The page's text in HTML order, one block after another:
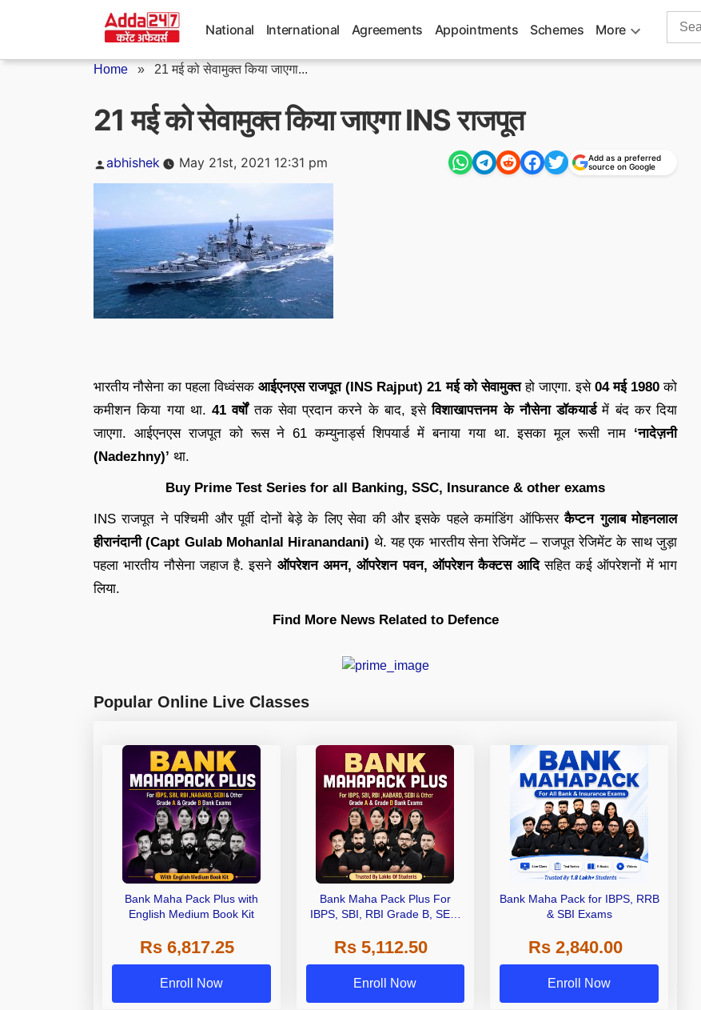
National International Agreements Appointments Schemes More
Search
Home » 21 मई को सेवामुक्त किया जाएगा...
21 मई को सेवामुक्त किया जाएगा INS राजपूत
Posted
abhishek May 21st, 2021 12:31 pm
Add as a preferred
source on Google
भारतीय नौसेना का पहला विध्वंसकआईएनएस राजपूत (INS Rajput) 21 मई को सेवामुक्तहो जाएगा. इसे 04 मई 1980को
कमीशन किया गया था. ​ 41 वर्षोंतक सेवा प्रदान करने के बाद, इसेविशाखापत्तनम के नौसेना डॉकयार्डमें बंद कर दिया
जाएगा. आईएनएस राजपूत को रूस ने 61 कम्युनार्ड्स शिपयार्ड में बनाया गया था. इसका मूल रूसी नाम ‘नादेज़नी
(Nadezhny)’ था.
Buy Prime Test Series for all Banking, SSC, Insurance & other exams
INS राजपूत ने पश्चिमी और पूर्वी दोनों बेड़े के लिए सेवा की और इसके पहले कमांडिंग ऑफिसरकैप्टन गुलाब मोहनलाल
हीरानंदानी (Capt Gulab Mohanlal Hiranandani) थे. यह एक भारतीय सेना रेजिमेंट – राजपूत रेजिमेंट के साथ जुड़ा
पहला भारतीय नौसेना जहाज है. इसने ऑपरेशन अमन, ऑपरेशन पवन, ऑपरेशन कैक्टस आदिसहित कई ऑपरेशनों में भाग
लिया.
Find More News Related to Defence
Popular Online Live Classes
Bank Maha Pack Plus with
English Medium Book Kit
Rs 6,817.25
Enroll Now
Bank Maha Pack Plus For
IBPS, SBI, RBI Grade B, SEBI
Other Grade A & Grade B Bank
Exams
Rs 5,112.50
Enroll Now
Bank Maha Pack for IBPS, RRB
& SBI Exams
Rs 2,840.00
Enroll Now